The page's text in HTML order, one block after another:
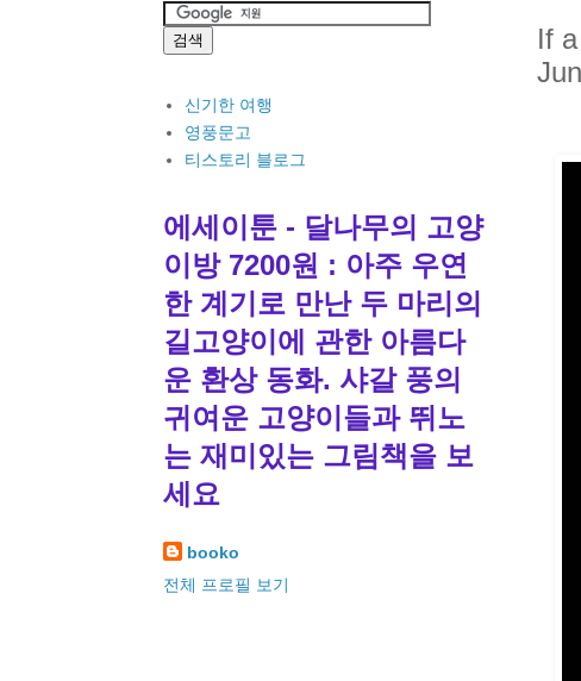
If
신기한 여행
영풍문고
티스토리 블로그
에세이툰 - 달나무의 고양
이방 7200원 : 아주 우연
한 계기로 만난 두 마리의
길고양이에 관한 아름다
운 환상 동화. 샤갈 풍의
귀여운 고양이들과 뛰노
는 재미있는 그림책을 보
세요
booko
전체 프로필 보기